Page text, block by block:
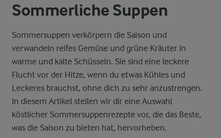
Sommerliche Suppen
Sommersuppen verkörpern die Saison und
verwandeln reifes Gemüse und grüne Kräuter in
warme und kalte Schüsseln. Sie sind eine leckere
Flucht vor der Hitze, wenn du etwas Kühles und
Leckeres brauchst, ohne dich zu sehr anzustrengen.
In diesem Artikel stellen wir dir eine Auswahl
köstlicher Sommersuppenrezepte vor, die das Beste,
was die Saison zu bieten hat, hervorheben.